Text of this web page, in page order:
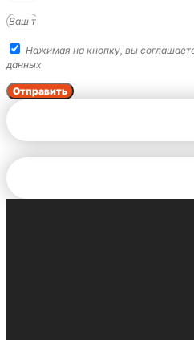
Нажимая на кнопку, вы
данных
Отправить